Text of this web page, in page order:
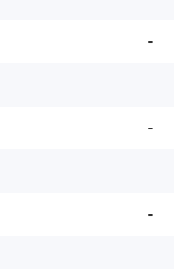
-
-
-